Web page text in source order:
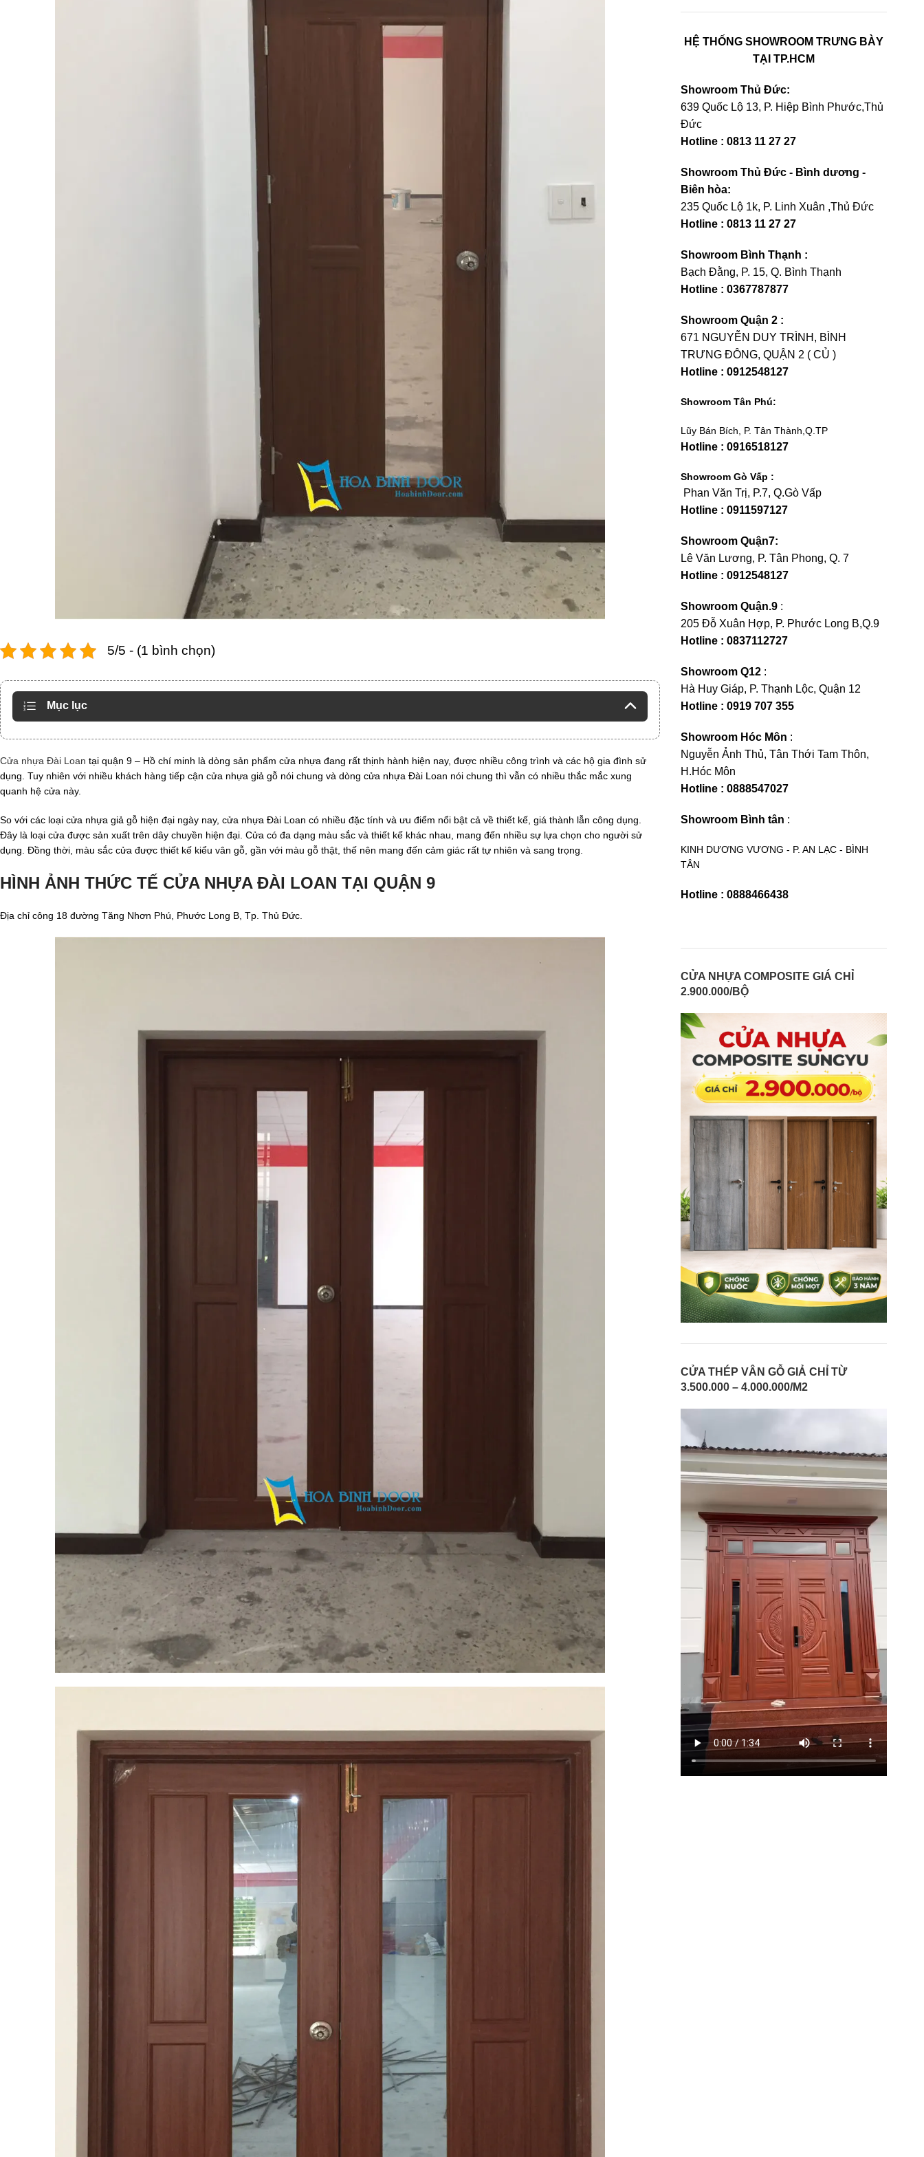
5/5 - (1 bình chọn)
Mục lục
Cửa nhựa Đài Loan tại quận 9 – Hồ chí minh là dòng sản phẩm cửa nhựa đang rất thịnh hành hiện nay, được nhiều công trình và các hộ gia đình sử
dụng. Tuy nhiên với nhiều khách hàng tiếp cận cửa nhựa giả gỗ nói chung và dòng cửa nhựa Đài Loan nói chung thì vẫn có nhiều thắc mắc xung
quanh hệ cửa này.
So với các loại cửa nhựa giả gỗ hiện đại ngày nay, cửa nhựa Đài Loan có nhiều đặc tính và ưu điểm nổi bật cả về thiết kế, giá thành lẫn công dụng.
Đây là loại cửa được sản xuất trên dây chuyền hiện đại. Cửa có đa dạng màu sắc và thiết kế khác nhau, mang đến nhiều sự lựa chọn cho người sử
dụng. Đồng thời, màu sắc cửa được thiết kế kiểu vân gỗ, gần với màu gỗ thật, thế nên mang đến cảm giác rất tự nhiên và sang trọng.
HÌNH ẢNH THỨC TẾ CỬA NHỰA ĐÀI LOAN TẠI QUẬN 9
Địa chỉ công 18 đường Tăng Nhơn Phú, Phước Long B, Tp. Thủ Đức.
HỆ THỐNG SHOWROOM TRƯNG BÀY
TẠI TP.HCM
Showroom Thủ Đức:
639 Quốc Lộ 13, P. Hiệp Bình Phước,Thủ
Đức
Hotline : 0813 11 27 27
Showroom Thủ Đức - Bình dương -
Biên hòa:
235 Quốc Lộ 1k, P. Linh Xuân ,Thủ Đức
Hotline : 0813 11 27 27
Showroom Bình Thạnh :
Bạch Đằng, P. 15, Q. Bình Thạnh
Hotline : 0367787877
Showroom Quận 2 :
671 NGUYỄN DUY TRÌNH, BÌNH
TRƯNG ĐÔNG, QUẬN 2 ( CỦ )
Hotline : 0912548127
Showroom Tân Phú:
Lũy Bán Bích, P. Tân Thành,Q.TP
Hotline : 0916518127
Showroom Gò Vấp :
Phan Văn Trị, P.7, Q.Gò Vấp
Hotline : 0911597127
Showroom Quận7:
Lê Văn Lương, P. Tân Phong, Q. 7
Hotline : 0912548127
Showroom Quận.9 :
205 Đỗ Xuân Hợp, P. Phước Long B,Q.9
Hotline : 0837112727
Showroom Q12 :
Hà Huy Giáp, P. Thạnh Lộc, Quận 12
Hotline : 0919 707 355
Showroom Hóc Môn :
Nguyễn Ảnh Thủ, Tân Thới Tam Thôn,
H.Hóc Môn
Hotline : 0888547027
Showroom Bình tân :
KINH DƯƠNG VƯƠNG - P. AN LẠC - BÌNH
TÂN
Hotline : 0888466438
CỬA NHỰA COMPOSITE GIÁ CHỈ
2.900.000/BỘ
CỬA THÉP VÂN GỖ GIẢ CHỈ TỪ
3.500.000 – 4.000.000/M2